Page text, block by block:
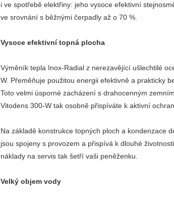
i ve spotřebě elektřiny: jeho vysoce efektivní
ve srovnání s běžnými čerpadly až o 70 %.
Vysoce efektivní topná plocha
Výměník tepla Inox-Radial z nerezavějící ušlechtilé
W. Přeměňuje použitou energii efektivně a prakticky
Toto velmi úsporné zacházení s drahocenným
Vitodens 300-W tak osobně přispíváte k aktivní
Na základě konstrukce topných ploch a kondenzace
jsou spojeny s provozem a přispívá k dlouhé
náklady na servis tak šetří vaši peněženku.
Velký objem vody